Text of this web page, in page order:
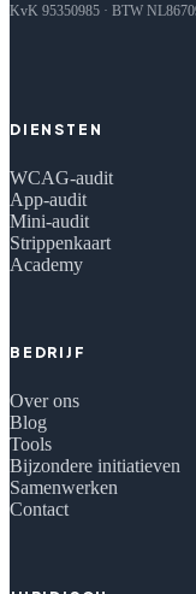
KvK 95350985 · BTW
DIENSTEN
WCAG-audit
App-audit
Mini-audit
Strippenkaart
Academy
BEDRIJF
Over ons
Blog
Tools
Bijzondere initiatieven
Samenwerken
Contact